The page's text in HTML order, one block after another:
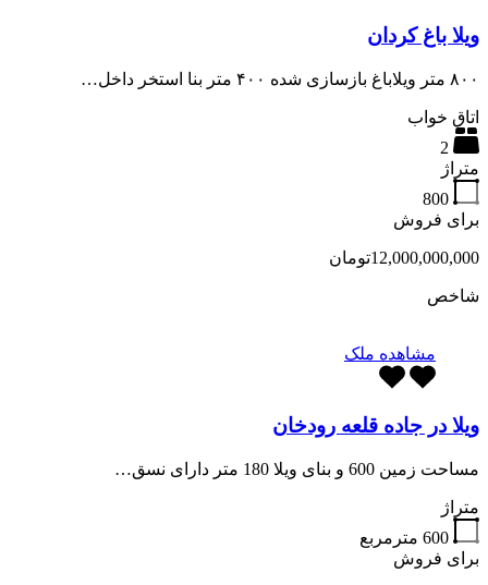
ویلا باغ کردان
۸۰۰ متر ویلاباغ بازسازی شده ۴۰۰ متر بنا استخر داخل…
اتاق خواب
2
متراژ
800
برای فروش
12,000,000,000تومان
شاخص
مشاهده ملک
ویلا در جاده قلعه رودخان
مساحت زمین 600 و بنای ویلا 180 متر دارای نسق…
متراژ
600 مترمربع
برای فروش